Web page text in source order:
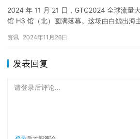
2024 年 11 月 21 日，GTC2024 全球流量
馆 H3 馆（北）圆满落幕。这场由白鲸出海
资讯 2024年11月26日
发表回复
请登录后评论...